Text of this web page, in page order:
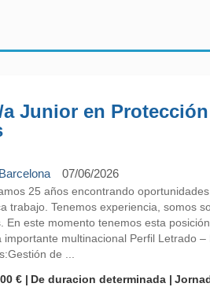
Junior en Protección
07/06/2026
25 años encontrando
trabajo. Tenemos experiencia, somos
En este momento tenemos esta
importante multinacional Perfil Letrado –
de ...
€
De duracion determinada